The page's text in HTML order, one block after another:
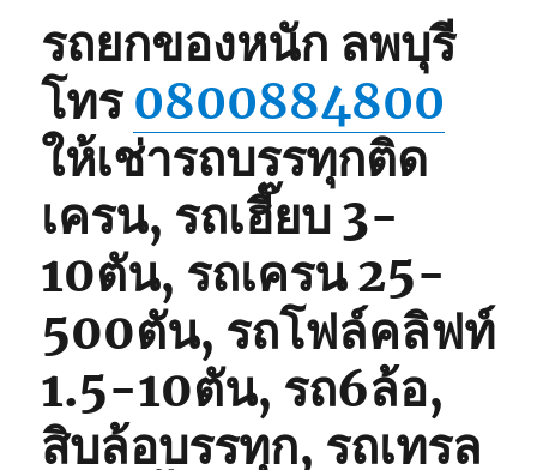
รถยกของหนัก ลพบุรี
โทร0800884800
ให้เช่ารถบรรทุกติด
เครน, รถเฮี๊ยบ 3-
10ตัน, รถเครน 25-
500ตัน, รถโฟล์คลิฟท์
1.5-10ตัน, รถ6ล้อ,
สิบล้อบรรทุก, รถเทรล